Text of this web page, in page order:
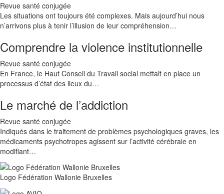
Revue santé conjugée
Les situations ont toujours été complexes. Mais aujourd’hui nous
n’arrivons plus à tenir l’illusion de leur compréhension…
Comprendre la violence institutionnelle
Revue santé conjugée
En France, le Haut Conseil du Travail social mettait en place un
processus d’état des lieux du…
Le marché de l’addiction
Revue santé conjugée
Indiqués dans le traitement de problèmes psychologiques graves, les
médicaments psychotropes agissent sur l’activité cérébrale en
modifiant…
Logo Fédération Wallonie Bruxelles